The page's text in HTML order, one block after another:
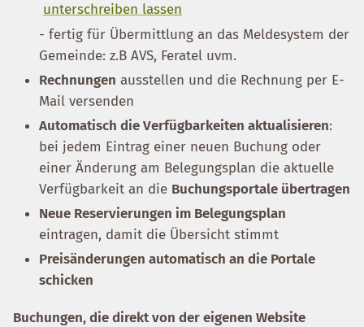
unterschreiben lassen
- fertig für Übermittlung an das Meldesystem der
Gemeinde: z.B AVS, Feratel uvm.
Rechnungen ausstellen und die Rechnung per E-
Mail versenden
Automatisch die Verfügbarkeiten aktualisieren:
bei jedem Eintrag einer neuen Buchung oder
einer Änderung am Belegungsplan die aktuelle
Verfügbarkeit an die Buchungsportale übertragen
Neue Reservierungen im Belegungsplan
eintragen, damit die Übersicht stimmt
Preisänderungen automatisch an die Portale
schicken
Buchungen, die direkt von der eigenen Website